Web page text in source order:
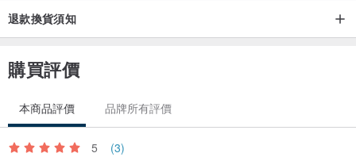
www.pinkoi.com/store/paulinapaulinu...
退款換貨須知
購買評價
本商品評價 品牌所有評價
5 (3)